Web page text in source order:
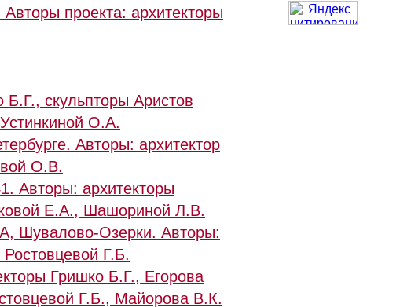
проекта: архитекторы
скульпторы Аристов
О.А.
Авторы: архитектор
О.В.
Авторы: архитекторы
Е.А., Шашориной Л.В.
Шувалово-Озерки. Авторы:
Г.Б.
Гришко Б.Г., Егорова
Г.Б., Майорова В.К.